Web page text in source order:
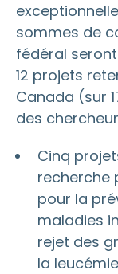
sommes de
fédéral
12 projets
Canada (sur
des
Cinq
recherche
pour la
maladies
rejet des
la